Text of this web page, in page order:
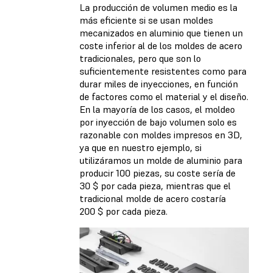
La producción de volumen medio es la
más eficiente si se usan moldes
mecanizados en aluminio que tienen un
coste inferior al de los moldes de acero
tradicionales, pero que son lo
suficientemente resistentes como para
durar miles de inyecciones, en función
de factores como el material y el diseño.
En la mayoría de los casos, el moldeo
por inyección de bajo volumen solo es
razonable con moldes impresos en 3D,
ya que en nuestro ejemplo, si
utilizáramos un molde de aluminio para
producir 100 piezas, su coste sería de
30 $ por cada pieza, mientras que el
tradicional molde de acero costaría
200 $ por cada pieza.